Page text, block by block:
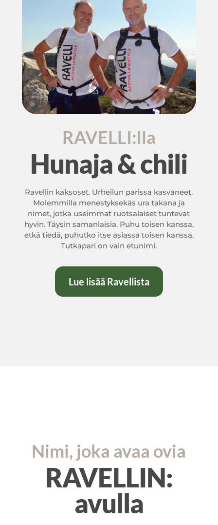
RAVELLI:lla
Hunaja & chili
Ravellin kaksoset. Urheilun parissa kasvaneet.
Molemmilla menestyksekäs ura takana ja
nimet, jotka useimmat ruotsalaiset tuntevat
hyvin. Täysin samanlaisia. Puhu toisen kanssa,
etkä tiedä, puhutko itse asiassa toisen kanssa.
Tutkapari on vain etunimi.
Lue lisää Ravellista
Nimi, joka avaa ovia
RAVELLIN:
avulla